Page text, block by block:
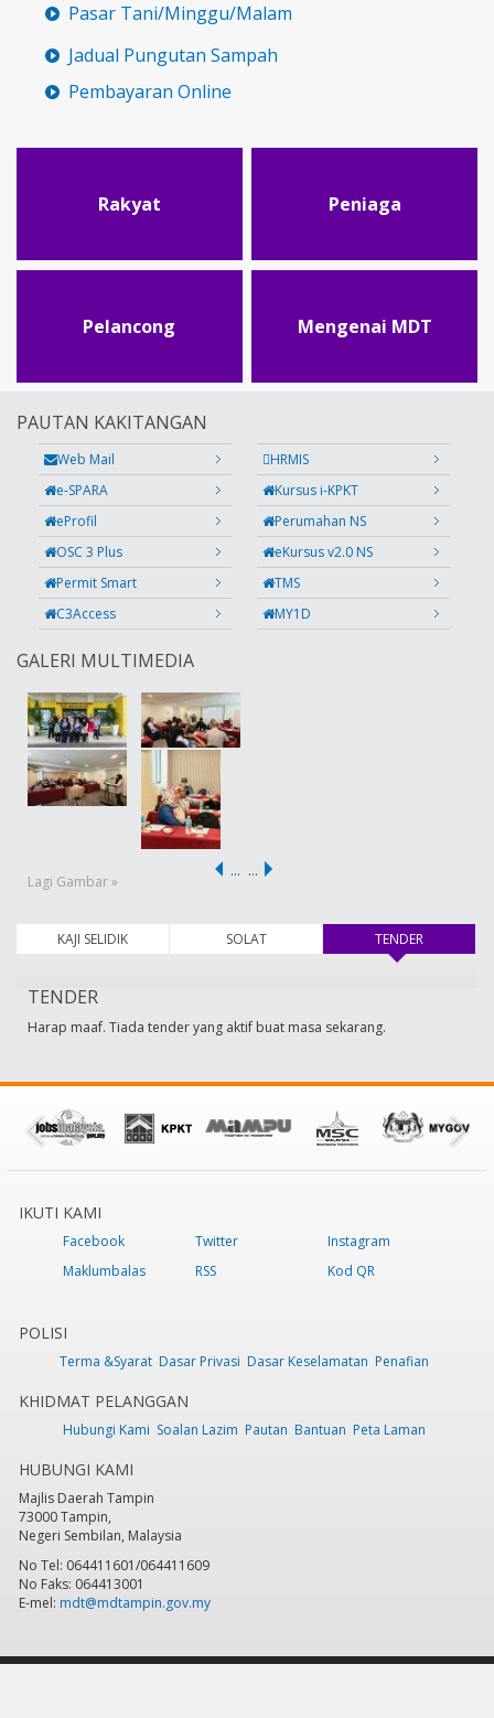
Pasar Tani/Minggu/Malam
Jadual Pungutan Sampah
Pembayaran Online
Rakyat Peniaga
Pelancong Mengenai MDT
PAUTAN KAKITANGAN
Web Mail
HRMIS
e-SPARA
Kursus i-KPKT
eProfil
Perumahan NS
OSC 3 Plus
eKursus v2.0 NS
Permit Smart
TMS
C3Access
MY1D
GALERI MULTIMEDIA
Lagi Gambar »
… …
KAJI SELIDIK SOLAT TENDER
TENDER
Harap maaf. Tiada tender yang aktif buat masa sekarang.
IKUTI KAMI
Facebook Twitter
Instagram
Maklumbalas
RSS Kod QR
POLISI
Terma &Syarat Dasar Privasi Dasar Keselamatan Penafian
KHIDMAT PELANGGAN
Hubungi Kami Soalan Lazim Pautan Bantuan Peta Laman
HUBUNGI KAMI
Majlis Daerah Tampin
73000 Tampin,
Negeri Sembilan, Malaysia
No Tel: 064411601/064411609
No Faks: 064413001
E-mel: mdt@mdtampin.gov.my